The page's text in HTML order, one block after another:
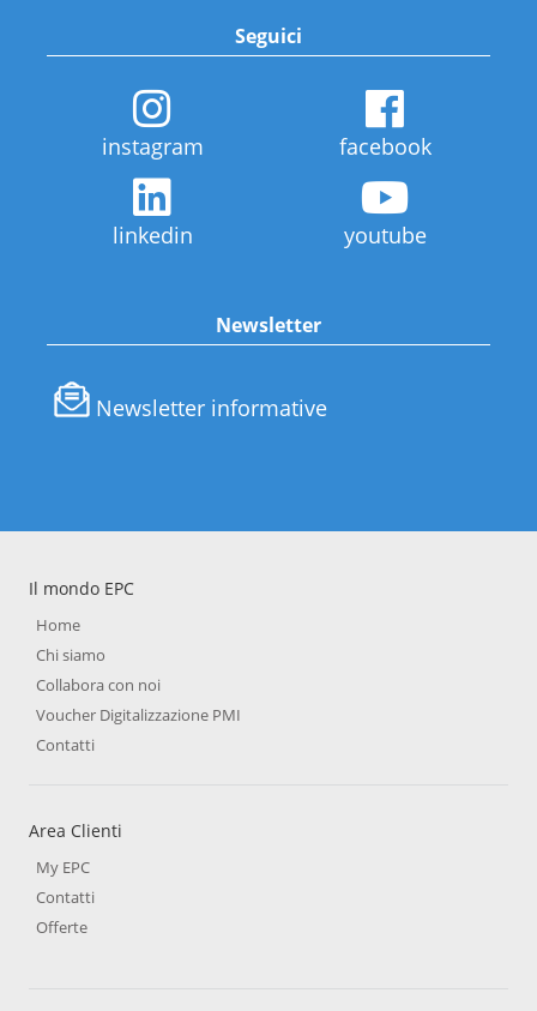
Seguici
instagram facebook
linkedin youtube
Newsletter
Newsletter informative
Il mondo EPC
Home
Chi siamo
Collabora con noi
Voucher Digitalizzazione PMI
Contatti
Area Clienti
My EPC
Contatti
Offerte